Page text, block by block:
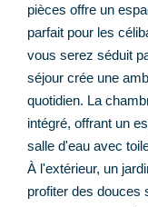
pièces offre un
parfait pour les
vous serez séduit
séjour crée une
quotidien. La
intégré, offrant un
salle d'eau avec
À l'extérieur, un
profiter des douces